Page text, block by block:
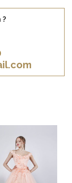
?